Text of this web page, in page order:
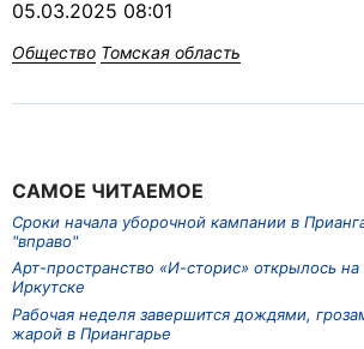
05.03.2025 08:01
Общество Томская область
САМОЕ ЧИТАЕМОЕ
Сроки начала уборочной кампании в
"вправо"
Арт-пространство «И-сторис» открылось
Иркутске
Рабочая неделя завершится дождями,
жарой в Приангарье